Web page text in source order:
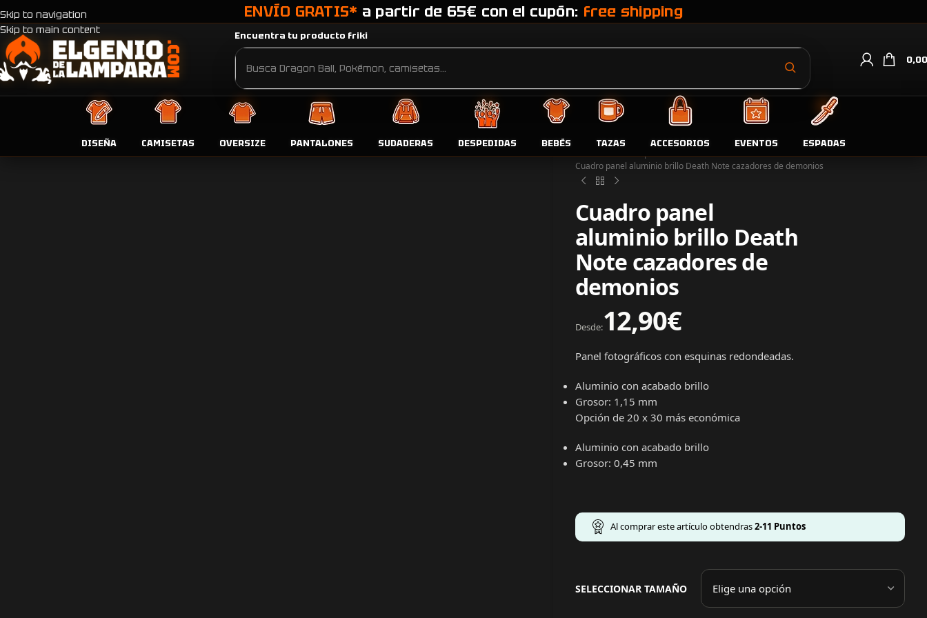
Skip to navigation
Skip to main content
ENVÍO GRATIS* a partir de 65€ con el cupón: free shipping
Encuentra tu producto friki
0,00
DISEÑA CAMISETAS OVERSIZE PANTALONES SUDADERAS DESPEDIDAS BEBÉS TAZAS ACCESORIOS EVENTOS
ESPADAS
Inicio Tienda Fotopaneles aluminio
Cuadro panel aluminio brillo Death Note cazadores de demonios
Cuadro panel
aluminio brillo Death
Note cazadores de
demonios
Desde:12,90€
Panel fotográficos con esquinas redondeadas.
Aluminio con acabado brillo
Grosor: 1,15 mm
Opción de 20 x 30 más económica
Aluminio con acabado brillo
Grosor: 0,45 mm
Al comprar este artículo obtendras2-11 Puntos
SELECCIONAR TAMAÑO